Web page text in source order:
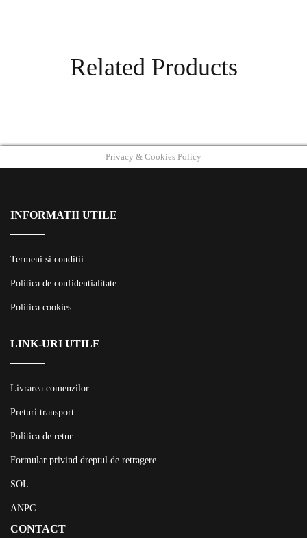
Related Products
Privacy & Cookies Policy
INFORMATII UTILE
Termeni si conditii
Politica de confidentialitate
Politica cookies
LINK-URI UTILE
Livrarea comenzilor
Preturi transport
Politica de retur
Formular privind dreptul de retragere
SOL
ANPC
CONTACT